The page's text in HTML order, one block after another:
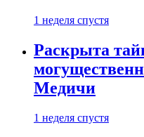
1 неделя спустя
Раскрыта
Медичи
1 неделя спустя